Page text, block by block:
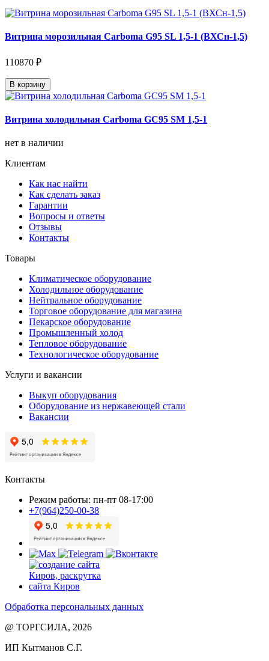
Витрина морозильная Carboma G95 SL 1,5-1 (ВХСн-1,5)
110870 ₽
В корзину
Витрина холодильная Carboma GC95 SM 1,5-1
нет в наличии
Клиентам
Как нас найти
Как сделать заказ
Гарантии
Вопросы и ответы
Отзывы
Контакты
Товары
Климатическое оборудование
Холодильное оборудование
Нейтральное оборудование
Торговое оборудование для магазина
Пекарское оборудование
Промышленный холод
Тепловое оборудование
Технологическое оборудование
Услуги и вакансии
Выкуп оборудования
Оборудование из нержавеющей стали
Вакансии
Контакты
Режим работы: пн-пт 08-17:00
+7(964)250-00-38
Обработка персональных данных
@ ТОРГСИЛА, 2026
ИП Кытманов С.Г.